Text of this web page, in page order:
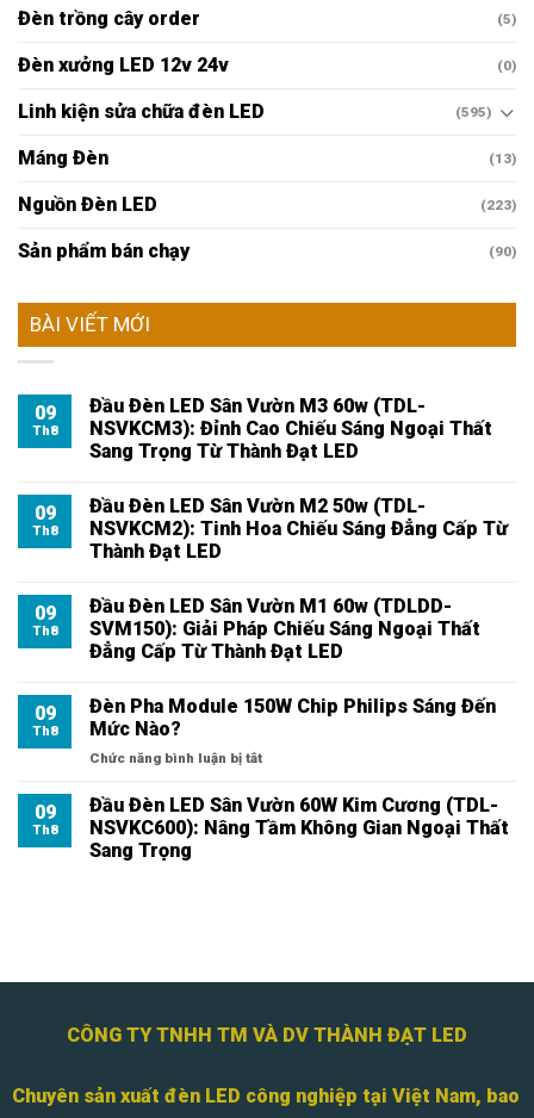
Đèn trồng cây order (5)
Đèn xưởng LED 12v 24v (0)
Linh kiện sửa chữa đèn LED (595)
Máng Đèn (13)
Nguồn Đèn LED (223)
Sản phẩm bán chạy (90)
BÀI VIẾT MỚI
09
Th8
Đầu Đèn LED Sân Vườn M3 60w (TDL-
NSVKCM3): Đỉnh Cao Chiếu Sáng Ngoại Thất
Sang Trọng Từ Thành Đạt LED
09
Th8
Đầu Đèn LED Sân Vườn M2 50w (TDL-
NSVKCM2): Tinh Hoa Chiếu Sáng Đẳng Cấp Từ
Thành Đạt LED
09
Th8
Đầu Đèn LED Sân Vườn M1 60w (TDLDD-
SVM150): Giải Pháp Chiếu Sáng Ngoại Thất
Đẳng Cấp Từ Thành Đạt LED
09
Th8
Đèn Pha Module 150W Chip Philips Sáng Đến
Mức Nào?
Chức năng bình luận bị tắtở
Pha
Module
09
Th8
Đầu Đèn LED Sân Vườn 60W Kim Cương (TDL-
NSVKC600): Nâng Tầm Không Gian Ngoại Thất
Sang Trọng
CÔNG TY TNHH TM VÀ DV THÀNH ĐẠT LED
Chuyên sản xuất đèn LED công nghiệp tại Việt Nam, bao